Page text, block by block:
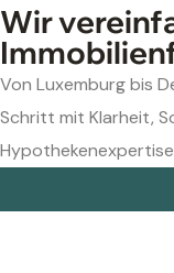
Wir
Von Luxemburg bis
Schritt mit Klarheit,